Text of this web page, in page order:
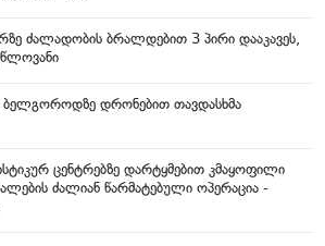
ძალადობის ბრალდებით 3 პირი დააკავეს,
ბელგოროდზე დრონებით თავდასხმა
ცენტრებზე დარტყმებით კმაყოფილი
ძალიან წარმატებული ოპერაცია -